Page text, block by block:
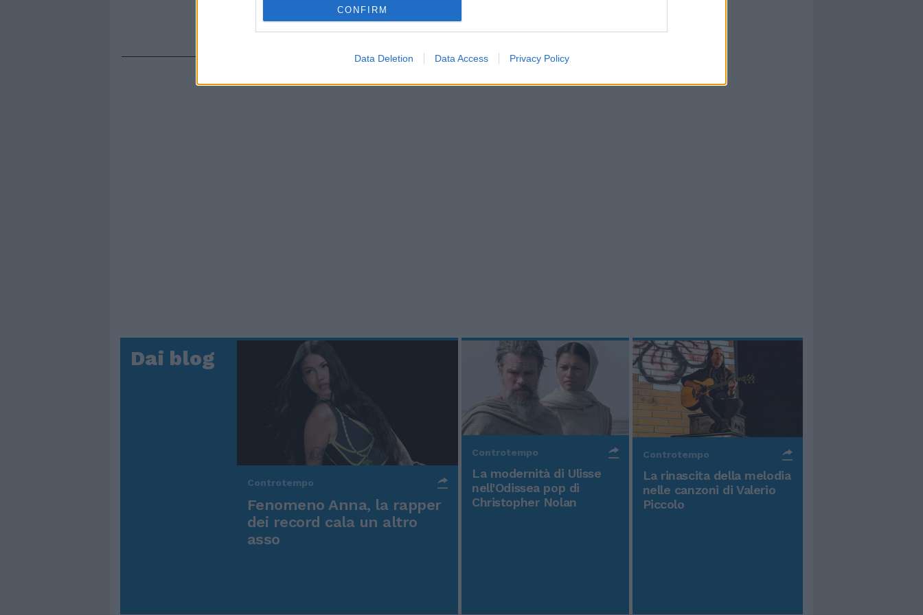
CONFIRM
Data Deletion Data Access Privacy Policy
Dai blog
Controtempo
Fenomeno Anna, la rapper
dei record cala un altro
asso
Controtempo
La modernità di Ulisse
nell'Odissea pop di
Christopher Nolan
Controtempo
La rinascita della melodia
nelle canzoni di Valerio
Piccolo